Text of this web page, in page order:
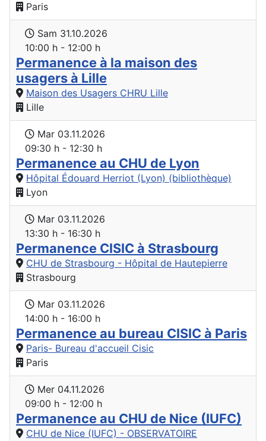
Paris
Sam 31.10.2026
10:00 h - 12:00 h
Permanence à la maison des
usagers à Lille
Maison des Usagers CHRU Lille
Lille
Mar 03.11.2026
09:30 h - 12:30 h
Permanence au CHU de Lyon
Hôpital Édouard Herriot (Lyon) (bibliothèque)
Lyon
Mar 03.11.2026
13:30 h - 16:30 h
Permanence CISIC à Strasbourg
CHU de Strasbourg - Hôpital de Hautepierre
Strasbourg
Mar 03.11.2026
14:00 h - 16:00 h
Permanence au bureau CISIC à Paris
Paris- Bureau d'accueil Cisic
Paris
Mer 04.11.2026
09:00 h - 12:00 h
Permanence au CHU de Nice (IUFC)
CHU de Nice (IUFC) - OBSERVATOIRE